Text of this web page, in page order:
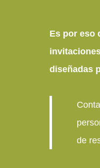
Es por eso
diseñadas
de